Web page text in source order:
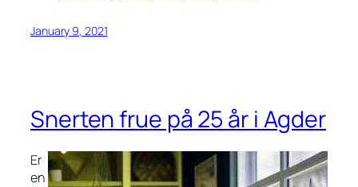
January 9, 2021
Snerten frue på 25 år i Agder
Er
en